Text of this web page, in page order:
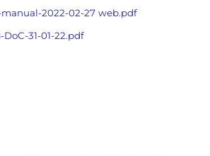
manual-2022-02-27 web.pdf
DoC-31-01-22.pdf